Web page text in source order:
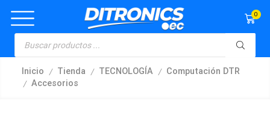
0
Inicio / Tienda / TECNOLOGÍA / Computación DTR
/ Accesorios